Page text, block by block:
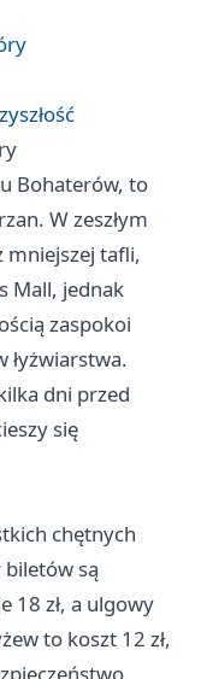
Bohaterów, to
W zeszłym
mniejszej tafli,
Mall, jednak
zaspokoi
łyżwiarstwa.
dni przed
się
chętnych
są
18 zł, a ulgowy
to koszt 12 zł,